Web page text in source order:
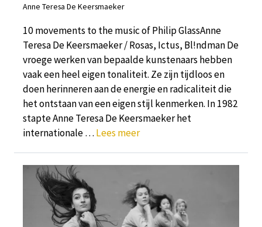
Anne Teresa De Keersmaeker
10 movements to the music of Philip GlassAnne
Teresa De Keersmaeker / Rosas, Ictus, Bl!ndman De
vroege werken van bepaalde kunstenaars hebben
vaak een heel eigen tonaliteit. Ze zijn tijdloos en
doen herinneren aan de energie en radicaliteit die
het ontstaan van een eigen stijl kenmerken. In 1982
stapte Anne Teresa De Keersmaeker het
internationale … Lees meer